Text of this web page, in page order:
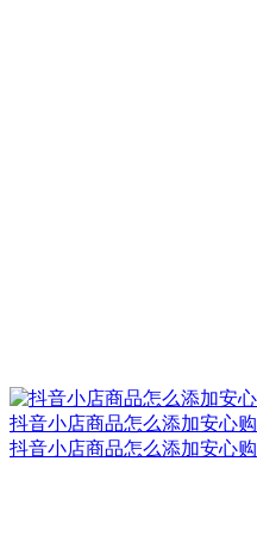
抖音小店商品怎么添加安心购
抖音小店商品怎么添加安心购